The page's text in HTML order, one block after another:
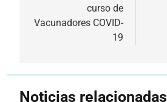
curso de
Vacunadores COVID-
19
Noticias relacionadas